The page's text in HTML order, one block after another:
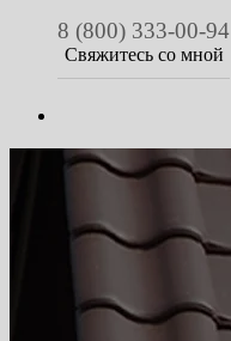
8 (800) 333-00-94
Свяжитесь со мной